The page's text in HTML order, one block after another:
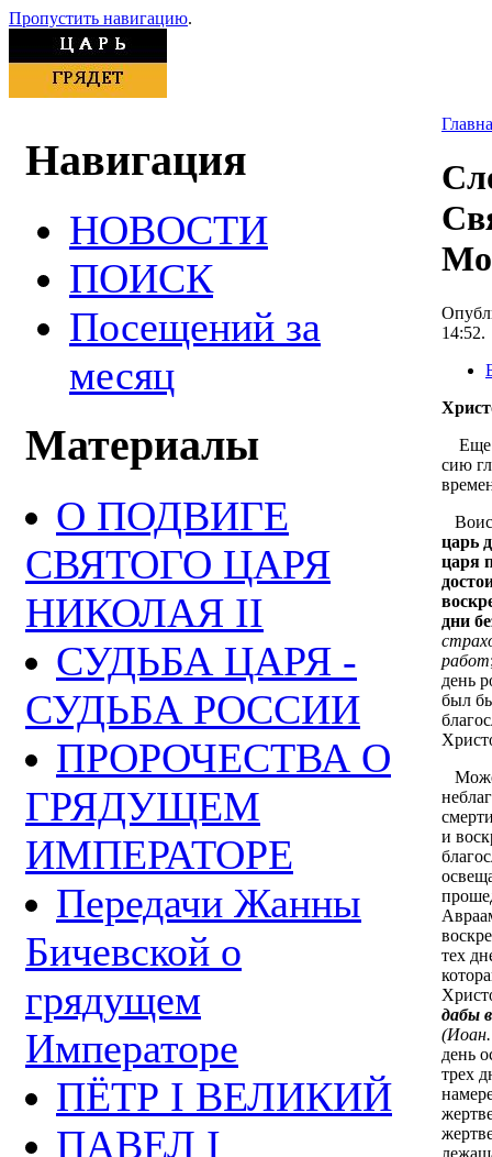
Пропустить навигацию.
Навигация
НОВОСТИ
ПОИСК
Посещений за
месяц
Материалы
О ПОДВИГЕ
СВЯТОГО ЦАРЯ
НИКОЛАЯ II
СУДЬБА ЦАРЯ -
СУДЬБА РОССИИ
ПРОРОЧЕСТВА О
ГРЯДУЩЕМ
ИМПЕРАТОРЕ
Передачи Жанны
Бичевской о
грядущем
Императоре
ПЁТР I ВЕЛИКИЙ
ПАВЕЛ I
14:52.
Еще
сию
царь
царя
дни
работ
день
был
и
тех
дабы
день
трех